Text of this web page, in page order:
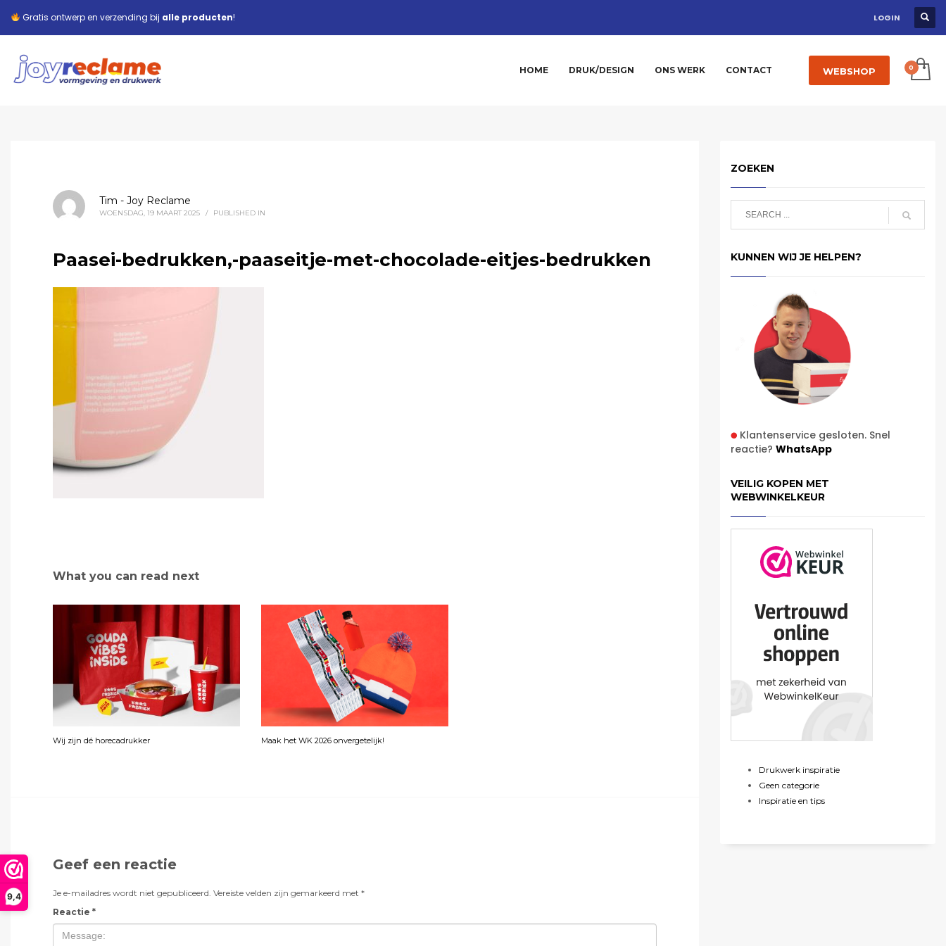
9,4
Gratis ontwerp en verzending bij alle producten! LOGIN
HOME DRUK/DESIGN ONS WERK CONTACT WEBSHOP
Tim - Joy Reclame
WOENSDAG, 19 MAART 2025 / PUBLISHED IN
Paasei-bedrukken,-paaseitje-met-chocolade-eitjes-bedrukken
What you can read next
Wij zijn dé horecadrukker Maak het WK 2026 onvergetelijk!
Geef een reactie
Je e-mailadres wordt niet gepubliceerd. Vereiste velden zijn gemarkeerd met *
Reactie *
ZOEKEN
KUNNEN WIJ JE HELPEN?
Klantenservice gesloten. Snel
reactie? WhatsApp
VEILIG KOPEN MET
WEBWINKELKEUR
Drukwerk inspiratie
Geen categorie
Inspiratie en tips